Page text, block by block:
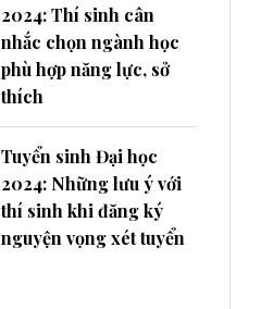
2024: Thí sinh cân
nhắc chọn ngành học
phù hợp năng lực, sở
thích
Tuyển sinh Đại học
2024: Những lưu ý với
thí sinh khi đăng ký
nguyện vọng xét tuyển